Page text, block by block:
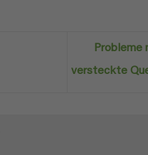
Probleme
versteckte